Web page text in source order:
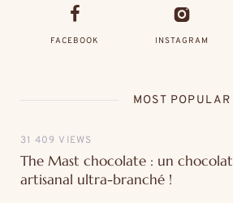
FACEBOOK INSTAGRAM
MOST POPULAR
31 409 VIEWS
The Mast chocolate : un chocolat
artisanal ultra-branché !